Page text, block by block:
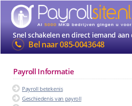
Snel schakelen en direct iemand aan
Bel naar085-0043648
Payroll Informatie
Payroll betekenis
Geschiedenis van payroll